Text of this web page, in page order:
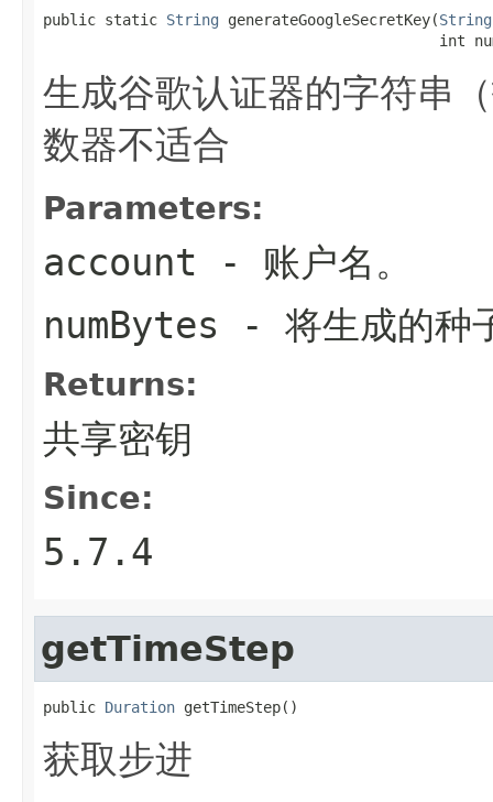
public static String generateGoogleSecretKey(String
int
生成谷歌认证器的字符串
数器不适合
Parameters:
account - 账户名。
numBytes - 将生成的种
Returns:
共享密钥
Since:
5.7.4
getTimeStep
public Duration getTimeStep()
获取步进